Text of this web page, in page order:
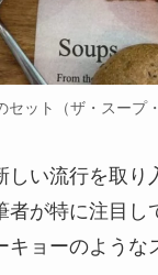
セット（ザ・スープ
しい流行を取り
者が特に注目し
キョーのような